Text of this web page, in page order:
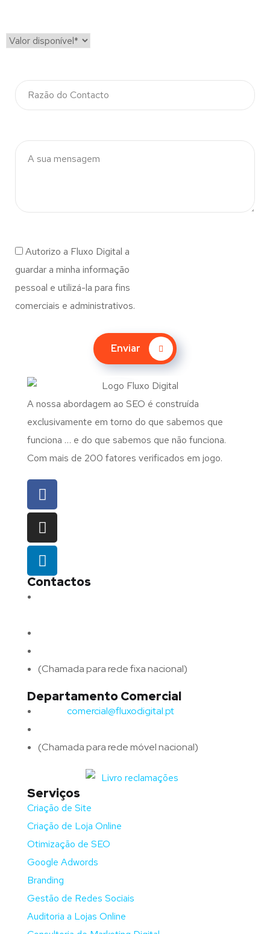
Autorizo a Fluxo Digital a
guardar a minha informação
pessoal e utilizá-la para fins
comerciais e administrativos.
Enviar
A nossa abordagem ao SEO é construída
exclusivamente em torno do que sabemos que
funciona … e do que sabemos que não funciona.
Com mais de 200 fatores verificados em jogo.
Contactos
(Chamada para rede fixa nacional)
Departamento Comercial
comercial@fluxodigital.pt
(Chamada para rede móvel nacional)
Serviços
Criação de Site
Criação de Loja Online
Otimização de SEO
Google Adwords
Branding
Gestão de Redes Sociais
Auditoria a Lojas Online